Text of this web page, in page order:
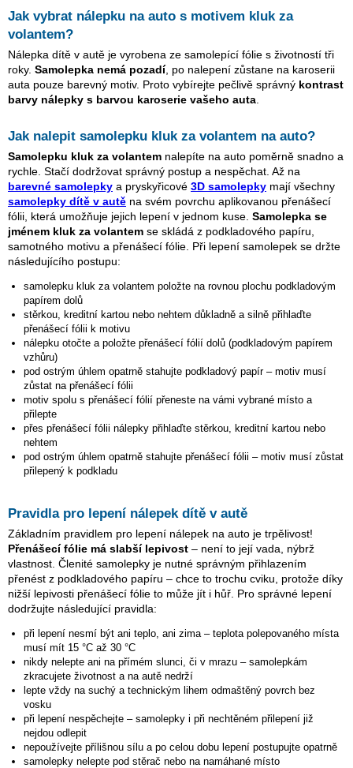
Jak vybrat nálepku na auto s motivem kluk za
volantem?
Nálepka dítě v autě je vyrobena ze samolepící fólie s životností tři
roky. Samolepka nemá pozadí, po nalepení zůstane na karoserii
auta pouze barevný motiv. Proto vybírejte pečlivě správný kontrast
barvy nálepky s barvou karoserie vašeho auta
Jak nalepit samolepku kluk za volantem na auto?
Samolepku kluk za volantem nalepíte na auto poměrně snadno a
rychle. Stačí dodržovat správný postup a nespěchat. Až na
barevné samolepky a pryskyřicové 3D samolepky mají všechny
samolepky dítě v autě na svém povrchu aplikovanou přenášecí
fólii, která umožňuje jejich lepení v jednom kuse. Samolepka se
jménem kluk za volantem se skládá z podkladového papíru,
samotného motivu a přenášecí fólie. Při lepení samolepek se držte
následujícího postupu:
samolepku kluk za volantem položte na rovnou plochu podkladovým
papírem dolů
stěrkou, kreditní kartou nebo nehtem důkladně a silně přihlaďte
přenášecí fólii k motivu
nálepku otočte a položte přenášecí fólií dolů (podkladovým papírem
vzhůru)
pod ostrým úhlem opatrně stahujte podkladový papír – motiv musí
zůstat na přenášecí fólii
motiv spolu s přenášecí fólií přeneste na vámi vybrané místo a
přilepte
přes přenášecí fólii nálepky přihlaďte stěrkou, kreditní kartou nebo
nehtem
pod ostrým úhlem opatrně stahujte přenášecí fólii – motiv musí zůstat
přilepený k podkladu
Pravidla pro lepení nálepek dítě v autě
Základním pravidlem pro lepení nálepek na auto je trpělivost!
Přenášecí fólie má slabší lepivost – není to její vada, nýbrž
vlastnost. Členité samolepky je nutné správným přihlazením
přenést z podkladového papíru – chce to trochu cviku, protože díky
nižší lepivosti přenášecí fólie to může jít i hůř. Pro správné lepení
dodržujte následující pravidla:
při lepení nesmí být ani teplo, ani zima – teplota polepovaného místa
musí mít 15 °C až 30 °C
nikdy nelepte ani na přímém slunci, či v mrazu – samolepkám
zkracujete životnost a na autě nedrží
lepte vždy na suchý a technickým lihem odmaštěný povrch bez
vosku
při lepení nespěchejte – samolepky i při nechtěném přilepení již
nejdou odlepit
nepoužívejte přílišnou sílu a po celou dobu lepení postupujte opatrně
samolepky nelepte pod stěrač nebo na namáhané místo